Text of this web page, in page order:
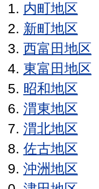
内町地区
新町地区
西富田地区
東富田地区
昭和地区
渭東地区
渭北地区
佐古地区
沖洲地区